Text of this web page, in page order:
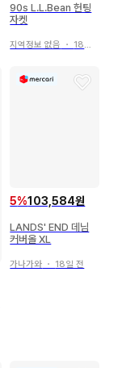
90s L.L.Bean 헌팅
자켓
지역정보 없음 ・ 18일 전
5%103,584원
LANDS' END 데님
커버올 XL
가나가와 ・ 18일 전